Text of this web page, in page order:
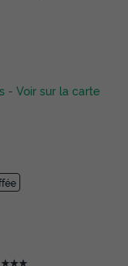
-Voir sur la carte
★★★